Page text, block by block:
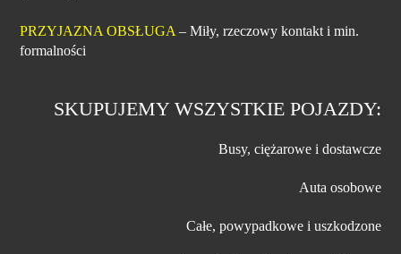
PRZYJAZNA OBSŁUGA – Miły, rzeczowy kontakt i min.
formalności
SKUPUJEMY WSZYSTKIE POJAZDY:
Busy, ciężarowe i dostawcze
Auta osobowe
Całe, powypadkowe i uszkodzone